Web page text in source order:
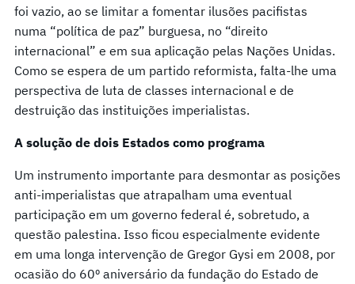
foi vazio, ao se limitar a fomentar ilusões pacifistas
numa “política de paz” burguesa, no “direito
internacional” e em sua aplicação pelas Nações Unidas.
Como se espera de um partido reformista, falta-lhe uma
perspectiva de luta de classes internacional e de
destruição das instituições imperialistas.
A solução de dois Estados como programa
Um instrumento importante para desmontar as posições
anti-imperialistas que atrapalham uma eventual
participação em um governo federal é, sobretudo, a
questão palestina. Isso ficou especialmente evidente
em uma longa intervenção de Gregor Gysi em 2008, por
ocasião do 60º aniversário da fundação do Estado de